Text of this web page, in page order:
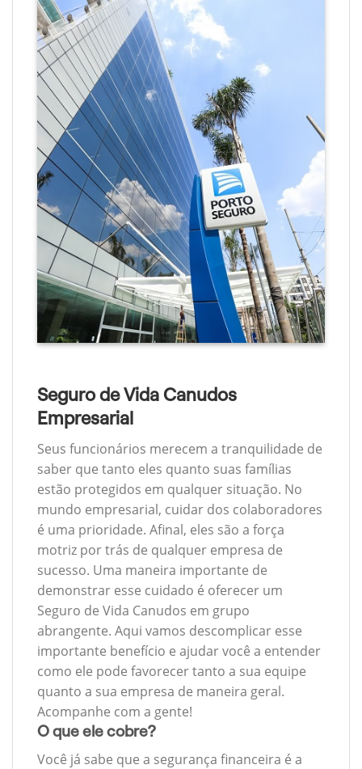
Seguro de Vida Canudos
Empresarial
Seus funcionários merecem a tranquilidade de
saber que tanto eles quanto suas famílias
estão protegidos em qualquer situação. No
mundo empresarial, cuidar dos colaboradores
é uma prioridade. Afinal, eles são a força
motriz por trás de qualquer empresa de
sucesso. Uma maneira importante de
demonstrar esse cuidado é oferecer um
Seguro de Vida Canudos em grupo
abrangente. Aqui vamos descomplicar esse
importante benefício e ajudar você a entender
como ele pode favorecer tanto a sua equipe
quanto a sua empresa de maneira geral.
Acompanhe com a gente!
O que ele cobre?
Você já sabe que a segurança financeira é a